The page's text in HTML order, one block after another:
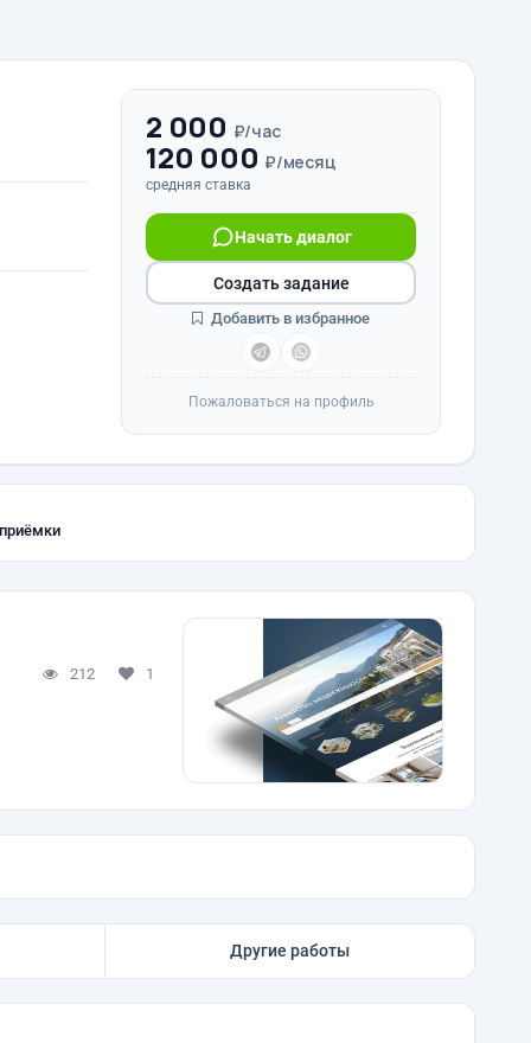
2 000 ₽/час
120 000 ₽/месяц
средняя ставка
Начать диалог
Создать задание
Добавить в избранное
Пожаловаться на профиль
212 1
Другие работы